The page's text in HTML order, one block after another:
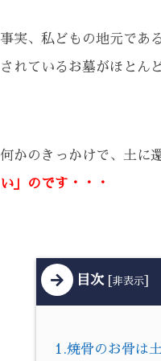
事実、私どもの地元であ
されているお墓がほとん
何かのきっかけで、土に
い」のです・・・
目次 非表示
1.焼骨のお骨は